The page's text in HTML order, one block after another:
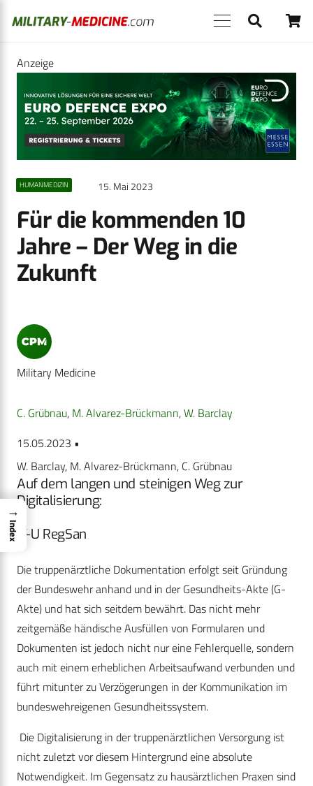
Anzeige
HUMANMEDIZIN 15. Mai 2023
Für die kommenden 10
Jahre – Der Weg in die
Zukunft
Military Medicine
C. Grübnau, M. Alvarez-Brückmann,W. Barclay
15.05.2023 •
W. Barclay, M. Alvarez-Brückmann, C. Grübnau
Auf dem langen und steinigen Weg zur
Digitalisierung:
IT-U RegSan
Die truppenärztliche Dokumentation erfolgt seit Gründung
der Bundeswehr anhand und in der Gesundheits-Akte (G-
Akte) und hat sich seitdem bewährt. Das nicht mehr
zeitgemäße händische Ausfüllen von Formularen und
Dokumenten ist jedoch nicht nur eine Fehlerquelle, sondern
auch mit einem erheblichen Arbeitsaufwand verbunden und
führt mitunter zu Verzögerungen in der Kommunikation im
bundeswehreigenen Gesundheitssystem.
Die Digitalisierung in der truppenärztlichen Versorgung ist
nicht zuletzt vor diesem Hintergrund eine absolute
Notwendigkeit. Im Gegensatz zu hausärztlichen Praxen sind
→
Index